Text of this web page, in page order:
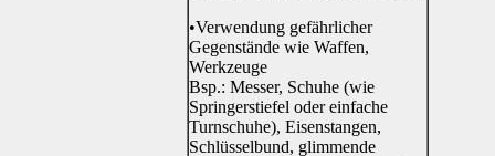
•Verwendung gefährlicher
Gegenstände wie Waffen,
Werkzeuge
Bsp.: Messer, Schuhe (wie
Springerstiefel oder einfache
Turnschuhe), Eisenstangen,
Schlüsselbund, glimmende